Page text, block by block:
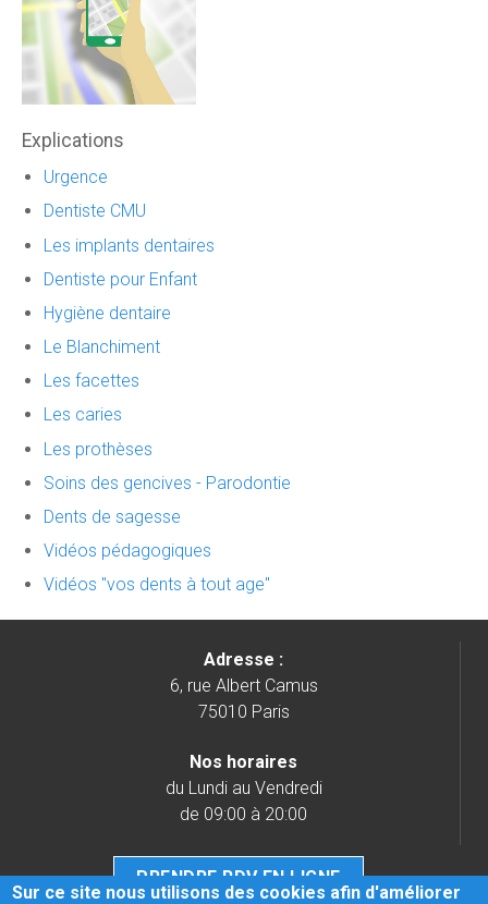
Explications
Urgence
Dentiste CMU
Les implants dentaires
Dentiste pour Enfant
Hygiène dentaire
Le Blanchiment
Les facettes
Les caries
Les prothèses
Soins des gencives - Parodontie
Dents de sagesse
Vidéos pédagogiques
Vidéos "vos dents à tout age"
Adresse :
6, rue Albert Camus
75010 Paris
Nos horaires
du Lundi au Vendredi
de 09:00 à 20:00
PRENDRE RDV EN LIGNE
Sur ce site nous utilisons des cookies afin d'améliorer